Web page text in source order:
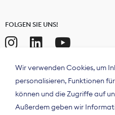
FOLGEN SIE UNS!
Wir verwenden Cookies, um
personalisieren, Funktionen
können und die Zugriffe auf
Außerdem geben wir